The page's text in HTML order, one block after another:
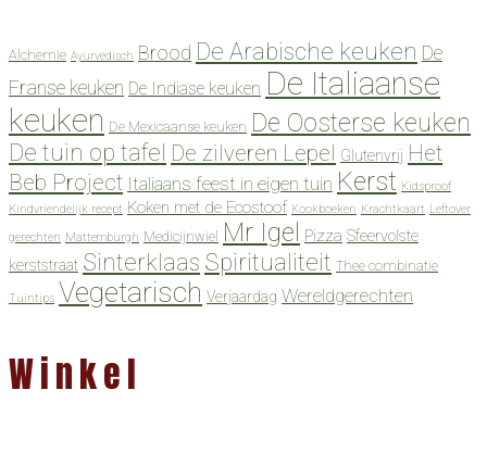
Alchemie Ayurvedisch Brood De Arabische keuken De
Franse keuken De Indiase keuken De Italiaanse
keuken De Mexicaanse keuken De Oosterse keuken
De tuin op tafel De zilveren Lepel Glutenvrij Het
Beb Project Italiaans feest in eigen tuin Kerst Kidsproof
Kindvriendelijk recept Koken met de Ecostoof Kookboeken Krachtkaart Leftover
gerechten Mattemburgh Medicijnwiel Mr Igel Pizza Sfeervolste
kerststraat Sinterklaas Spiritualiteit Thee combinatie
Tuintips Vegetarisch Verjaardag Wereldgerechten
Winkel